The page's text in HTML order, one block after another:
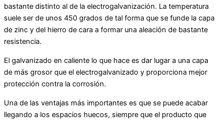
bastante distinto al de la electrogalvanización. La temperatura
suele ser de unos 450 grados de tal forma que se funde la capa
de zinc y del hierro de cara a formar una aleación de bastante
resistencia.
El galvanizado en caliente lo que hace es dar lugar a una capa
de más grosor que el electrogalvanizado y proporciona mejor
protección contra la corrosión.
Una de las ventajas más importantes es que se puede acabar
llegando a los espacios huecos, siempre que el producto que